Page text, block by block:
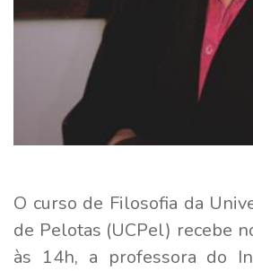
O curso de Filosofia da
de Pelotas (UCPel) recebe
às 14h, a professora do